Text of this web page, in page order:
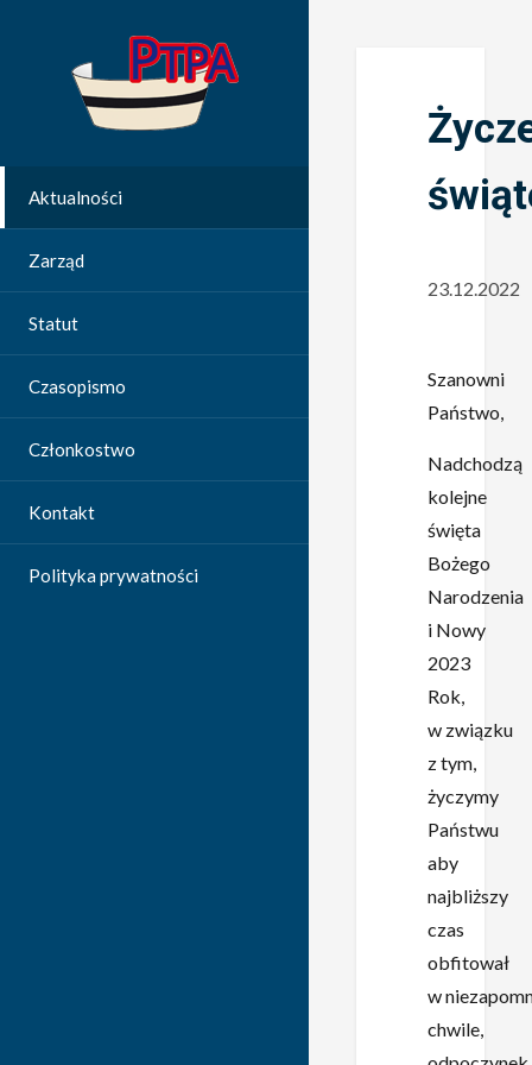
Aktualności
Zarząd
Statut
Czasopismo
Członkostwo
Kontakt
Polityka prywatności
23.12.2022
Szanowni
Państwo,
Nadchodzą
kolejne
święta
Bożego
Narodzenia
i Nowy
2023
Rok,
w związku
z tym,
życzymy
Państwu
aby
najbliższy
czas
obfitował
w
chwile,